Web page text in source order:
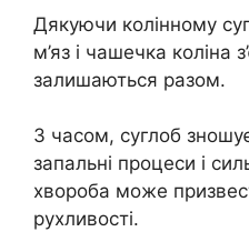
Дякуючи колінному
м’яз і чашечка коліна
залишаються разом.
З часом, суглоб
запальні процеси і
хвороба може
рухливості.